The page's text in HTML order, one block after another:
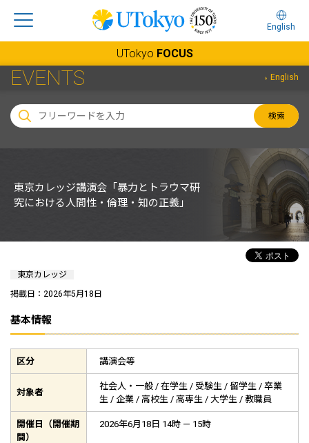
English
UTokyo FOCUS
EVENTS English
検索
東京カレッジ講演会「暴力とトラウマ研
究における人間性・倫理・知の正義」
東京カレッジ
掲載日：2026年5月18日
基本情報
区分 講演会等
対象者
社会人・一般 / 在学生 / 受験生 / 留学生 / 卒業
生 / 企業 / 高校生 / 高専生 / 大学生 / 教職員
開催日（開催期
間）
2026年6月18日 14時 — 15時